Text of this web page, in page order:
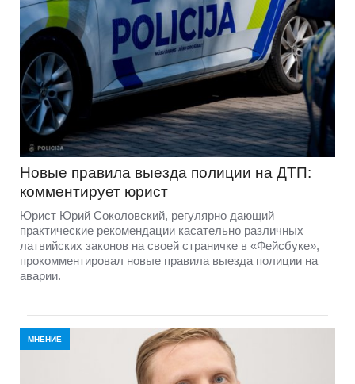
Новые правила выезда полиции на ДТП:
комментирует юрист
Юрист Юрий Соколовский, регулярно дающий
практические рекомендации касательно различных
латвийских законов на своей страничке в «Фейсбуке»,
прокомментировал новые правила выезда полиции на
аварии.
МНЕНИЕ